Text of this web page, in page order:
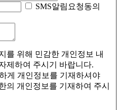
SMS알림요청동의
를 위해 민감한 개인정보 내
제하여 주시기 바랍니다.
게 개인정보를 기재하셔야
의 개인정보를 기재하여 주시